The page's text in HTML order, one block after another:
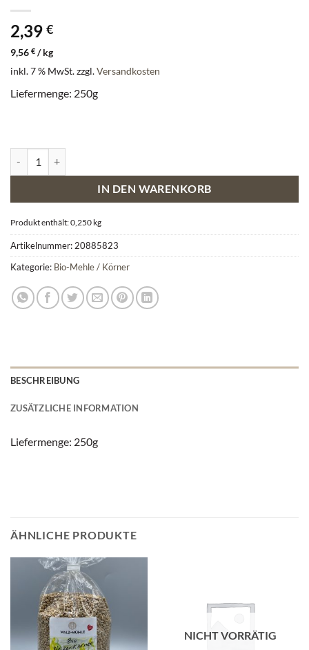
2,39 €
9,56 € /kg
inkl. 7 % MwSt.zzgl.Versandkosten
Liefermenge: 250g
IN DEN WARENKORB
Produkt enthält: 0,250 kg
Artikelnummer:20885823
Kategorie: Bio-Mehle / Körner
BESCHREIBUNG
ZUSÄTZLICHE INFORMATION
Liefermenge: 250g
ÄHNLICHE PRODUKTE
NICHT VORRÄTIG